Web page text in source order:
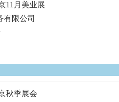
11月美业展
有限公司
秋季展会